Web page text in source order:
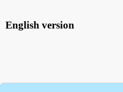
English version